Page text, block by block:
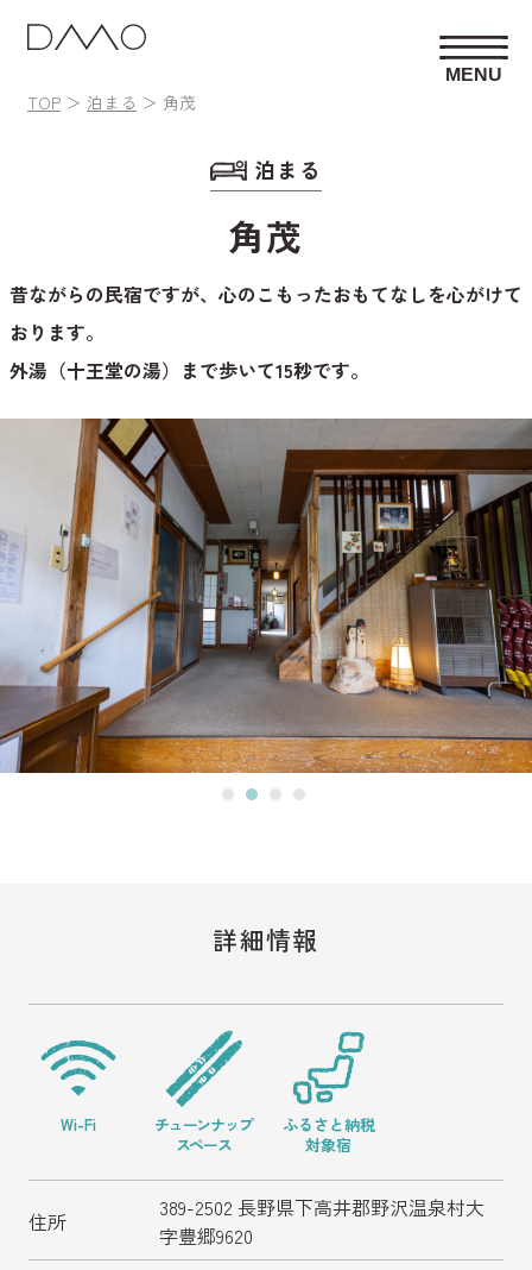
JP ENG 野沢温泉スキー場
お土産・レンタル
他加盟施設
イベント
野沢温泉村とは
アクセス
観光情報
WEB宿泊予約
を予約
求
野沢温泉マウンテンリ
ゾート観光局について
野沢温泉スキー場WEBリフト券
プライバシーポリシー
TOP 泊まる 角茂
MENU
泊まる
角茂
昔ながらの民宿ですが、心のこもったおもてなしを心がけて
おります。
外湯（十王堂の湯）まで歩いて15秒です。
詳細情報
Wi-Fi
チューンナップ
スペース
ふるさと納税
対象宿
住所
389-2502 長野県下高井郡野沢温泉村大
字豊郷9620